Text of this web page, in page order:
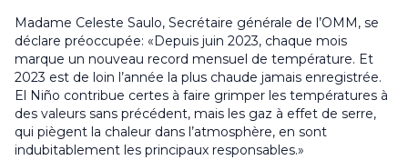
Madame Celeste Saulo, Secrétaire générale de l’OMM, se
déclare préoccupée: «Depuis juin 2023, chaque mois
marque un nouveau record mensuel de température. Et
2023 est de loin l’année la plus chaude jamais enregistrée.
El Niño contribue certes à faire grimper les températures à
des valeurs sans précédent, mais les gaz à effet de serre,
qui piègent la chaleur dans l’atmosphère, en sont
indubitablement les principaux responsables.»